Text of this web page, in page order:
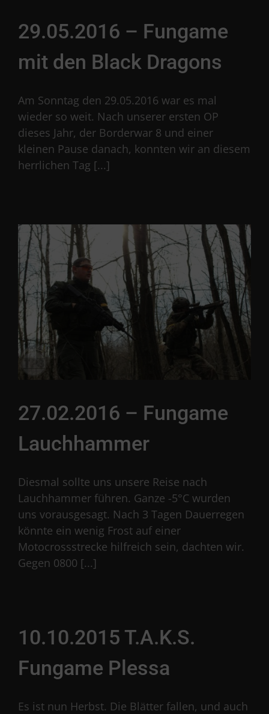
29.05.2016 – Fungame
mit den Black Dragons
Am Sonntag den 29.05.2016 war es mal
wieder so weit. Nach unserer ersten OP
dieses Jahr, der Borderwar 8 und einer
kleinen Pause danach, konnten wir an diesem
herrlichen Tag [...]
27.02.2016 – Fungame
Lauchhammer
Diesmal sollte uns unsere Reise nach
Lauchhammer führen. Ganze -5°C wurden
uns vorausgesagt. Nach 3 Tagen Dauerregen
könnte ein wenig Frost auf einer
Motocrossstrecke hilfreich sein, dachten wir.
Gegen 0800 [...]
10.10.2015 T.A.K.S.
Fungame Plessa
Es ist nun Herbst. Die Blätter fallen, und auch